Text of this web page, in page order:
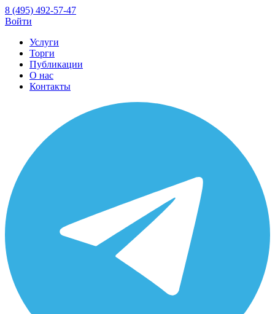
8 (495) 492-57-47
Войти
Услуги
Торги
Публикации
О нас
Контакты